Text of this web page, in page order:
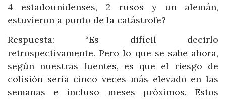
4 estadounidenses, 2 rusos y un alemán,
estuvieron a punto de la catástrofe?
Respuesta: “Es difícil decirlo
retrospectivamente. Pero lo que se sabe ahora,
según nuestras fuentes, es que el riesgo de
colisión sería cinco veces más elevado en las
semanas e incluso meses próximos. Estos